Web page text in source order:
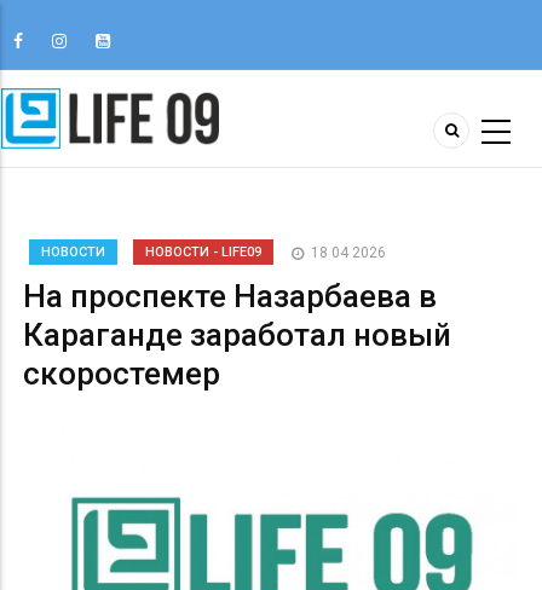
НОВОСТИ НОВОСТИ - LIFE09 18 04 2026
На проспекте Назарбаева в
Караганде заработал новый
скоростемер